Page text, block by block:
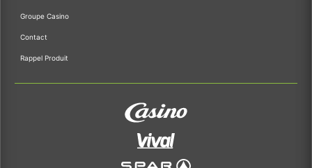
Groupe Casino
Contact
Rappel Produit